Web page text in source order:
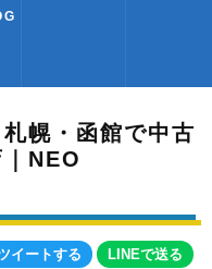
幌・函館で中古
NEO
イートする LINEで送る